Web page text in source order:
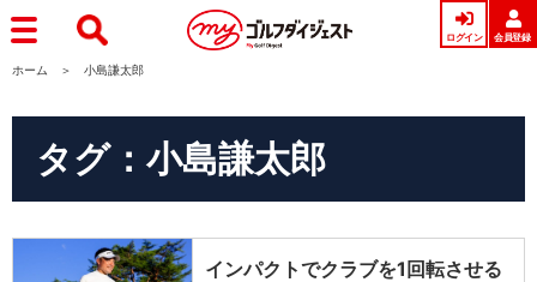
ログイン 会員登録
ホーム 小島謙太郎
タグ：小島謙太郎
インパクトでクラブを1回転させる